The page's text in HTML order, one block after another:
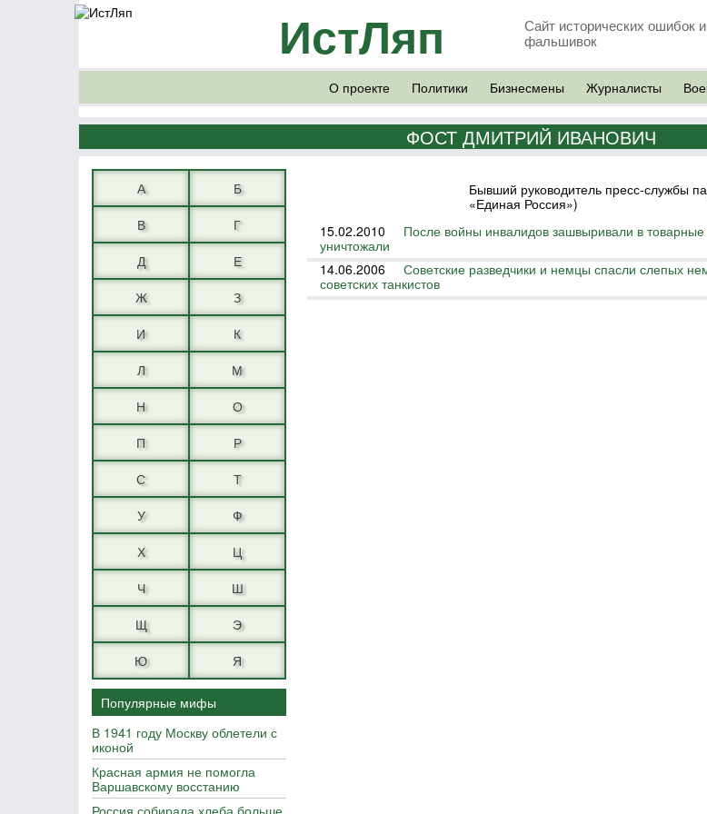
ИстЛяп
Сайт исторических ошибок и
фальшивок
О проекте Политики Бизнесмены Журналисты
ФОСТ ДМИТРИЙ ИВАНОВИЧ
А
Б
В
Г
Д
Е
Ж
З
И
К
Л
М
Н
О
П
Р
С
Т
У
Ф
Х
Ц
Ч
Ш
Щ
Э
Ю
Я
Популярные мифы
В 1941 году Москву облетели с
иконой
Красная армия не помогла
Варшавскому восстанию
Россия собирала хлеба больше
Бывший руководитель пресс-службы
«Единая Россия»)
15.02.2010
После войны инвалидов зашвыривали в товарные
уничтожали
14.06.2006
Советские разведчики и немцы спасли слепых
советских танкистов